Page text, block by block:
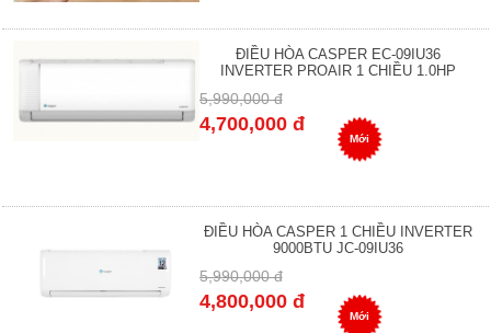
ĐIỀU HÒA CASPER EC-09IU36
INVERTER PROAIR 1 CHIỀU 1.0HP
5,990,000 đ
4,700,000 đ
Mới
ĐIỀU HÒA CASPER 1 CHIỀU INVERTER
9000BTU JC-09IU36
5,990,000 đ
4,800,000 đ
Mới